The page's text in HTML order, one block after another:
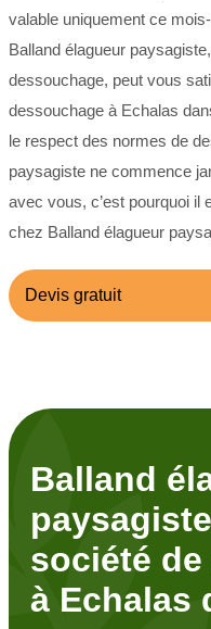
valable uniquement ce
Balland élagueur
dessouchage, peut vous
dessouchage à Echalas
le respect des normes de
paysagiste ne commence
avec vous, c’est pourquoi il
chez Balland élagueur
Devis gratuit
Balland
société
à Echalas